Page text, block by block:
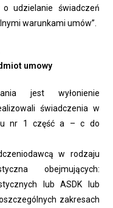
udzielanie świadczeń
warunkami umów”.
umowy
jest wyłonienie
świadczenia w
nr 1 część a – c do
w rodzaju
obejmujących:
lub ASDK lub
zakresach